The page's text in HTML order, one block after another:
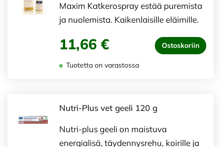
Maxim Katkerospray estää puremista
ja nuolemista. Kaikenlaisille eläimille.
11,66 € Ostoskoriin
Tuotetta on varastossa
Nutri-Plus vet geeli 120 g
Nutri-plus geeli on maistuva
energialisä, täydennysrehu, koirille ja